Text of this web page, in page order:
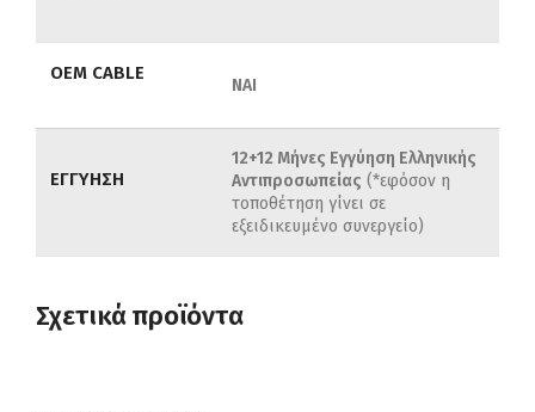
OEM CABLE
ΝΑΙ
ΕΓΓΥΗΣΗ
12+12 Μήνες Εγγύηση Ελληνικής
Αντιπροσωπείας (*εφόσον η
τοποθέτηση γίνει σε
εξειδικευμένο συνεργείο)
Σχετικά προϊόντα